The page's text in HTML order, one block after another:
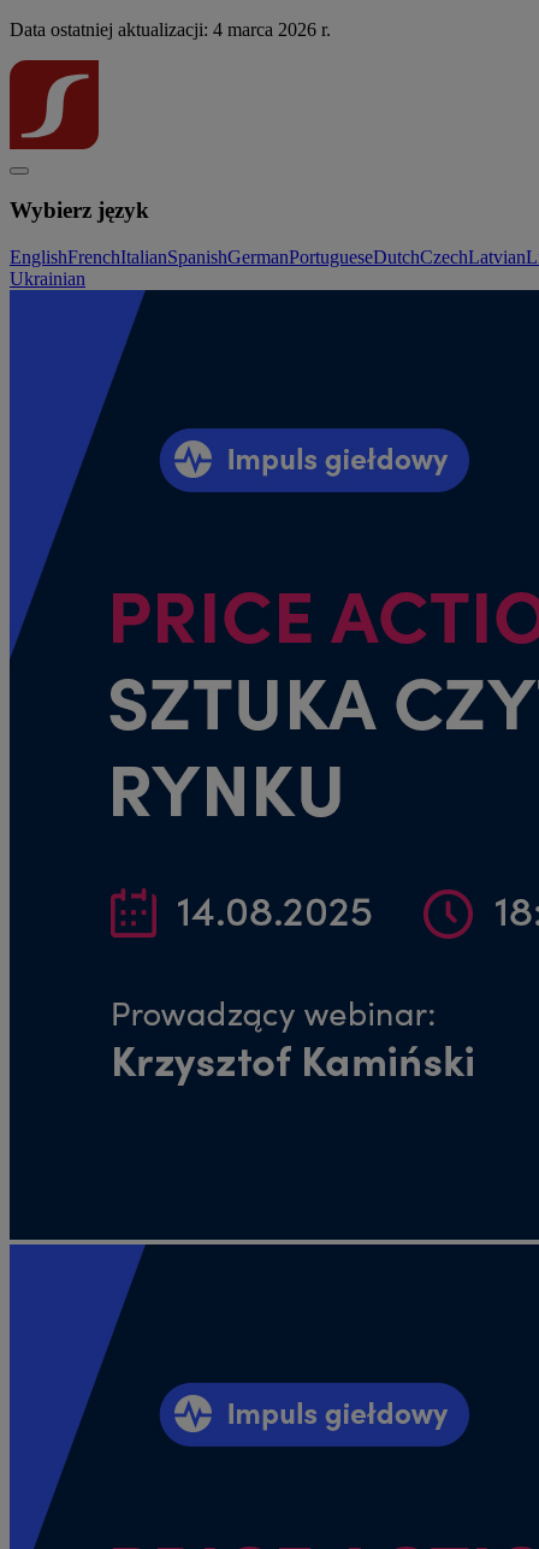
Data ostatniej aktualizacji: 4 marca 2026 r.
Wybierz język
EnglishFrenchItalianSpanishGermanPortugueseDutchCzechLatvian
Ukrainian